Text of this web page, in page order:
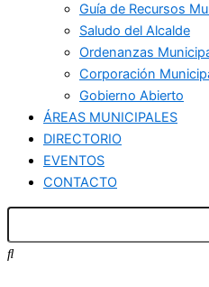
Guía de Recursos
Saludo del Alcalde
Ordenanzas
Corporación
Gobierno Abierto
ÁREAS MUNICIPALES
DIRECTORIO
EVENTOS
CONTACTO